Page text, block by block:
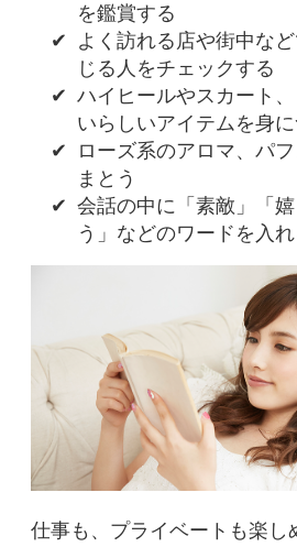
を鑑賞する
✔
よく訪れる店や街中な
じる人をチェックする
✔ ハイヒールやスカート
いらしいアイテムを身
✔
ローズ系のアロマ、パ
まとう
✔ 会話の中に「素敵」「
う」などのワードを入れ
仕事も、プライベートも楽し